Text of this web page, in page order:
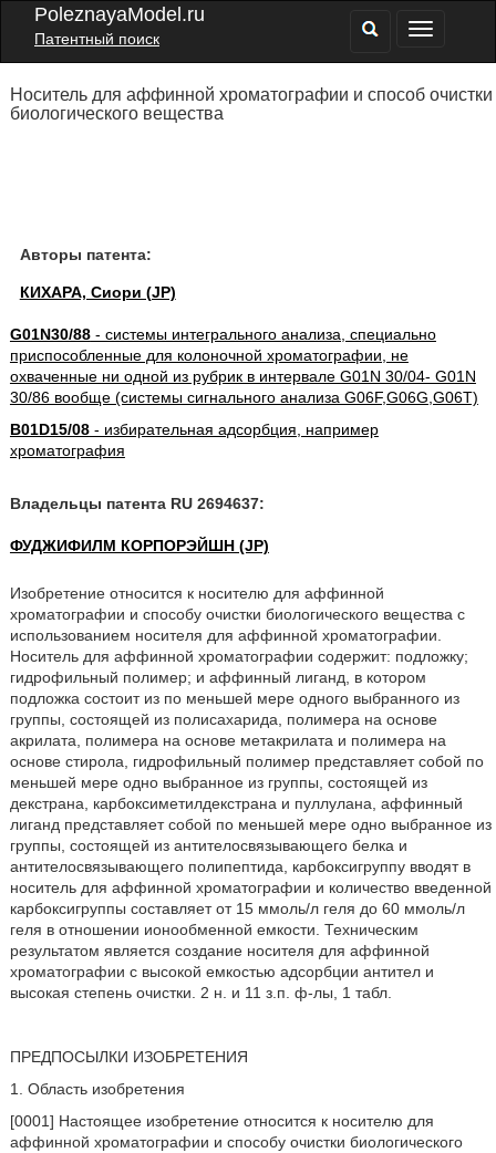
PoleznayaModel.ru
Патентный поиск
Носитель для аффинной хроматографии и способ очистки
биологического вещества
Авторы патента:
КИХАРА, Сиори (JP)
G01N30/88- системы интегрального анализа, специально
приспособленные для колоночной хроматографии, не
охваченные ни одной из рубрик в интервале G01N 30/04- G01N
30/86 вообще (системы сигнального анализа G06F,G06G,G06T)
B01D15/08- избирательная адсорбция, например
хроматография
Владельцы патента RU 2694637:
ФУДЖИФИЛМ КОРПОРЭЙШН (JP)
Изобретение относится к носителю для аффинной
хроматографии и способу очистки биологического вещества с
использованием носителя для аффинной хроматографии.
Носитель для аффинной хроматографии содержит: подложку;
гидрофильный полимер; и аффинный лиганд, в котором
подложка состоит из по меньшей мере одного выбранного из
группы, состоящей из полисахарида, полимера на основе
акрилата, полимера на основе метакрилата и полимера на
основе стирола, гидрофильный полимер представляет собой по
меньшей мере одно выбранное из группы, состоящей из
декстрана, карбоксиметилдекстрана и пуллулана, аффинный
лиганд представляет собой по меньшей мере одно выбранное из
группы, состоящей из антителосвязывающего белка и
антителосвязывающего полипептида, карбоксигруппу вводят в
носитель для аффинной хроматографии и количество введенной
карбоксигруппы составляет от 15 ммоль/л геля до 60 ммоль/л
геля в отношении ионообменной емкости. Техническим
результатом является создание носителя для аффинной
хроматографии с высокой емкостью адсорбции антител и
высокая степень очистки. 2 н. и 11 з.п. ф-лы, 1 табл.
ПРЕДПОСЫЛКИ ИЗОБРЕТЕНИЯ
1. Область изобретения
[0001] Настоящее изобретение относится к носителю для
аффинной хроматографии и способу очистки биологического